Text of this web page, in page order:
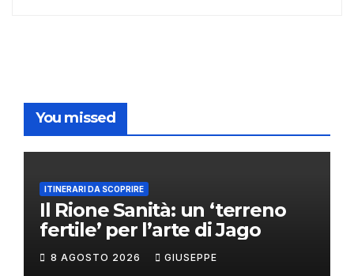
You missed
ITINERARI DA SCOPRIRE
Il Rione Sanità: un ‘terreno
fertile’ per l’arte di Jago
8 AGOSTO 2026 GIUSEPPE